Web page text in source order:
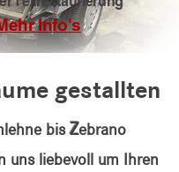
Info's
gestallten
bisZebrano
uns liebevoll um Ihren